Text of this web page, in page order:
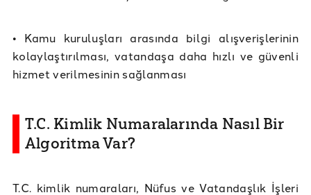
• Kamu kuruluşları arasında bilgi alışverişlerinin
kolaylaştırılması, vatandaşa daha hızlı ve güvenli
hizmet verilmesinin sağlanması
T.C. Kimlik Numaralarında Nasıl Bir
Algoritma Var?
T.C. kimlik numaraları, Nüfus ve Vatandaşlık İşleri